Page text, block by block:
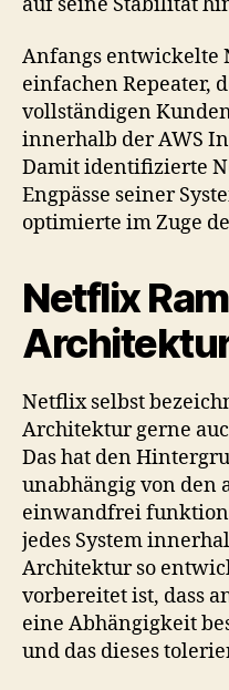
Anfangs entwickelte
einfachen Repeater,
vollständigen
innerhalb der AWS
Damit identifizierte
Engpässe seiner
optimierte im Zuge
Netflix
Netflix selbst
Architektur gerne
Das hat den
unabhängig von den
einwandfrei
jedes System
Architektur so
vorbereitet ist, dass
eine Abhängigkeit
und das dieses